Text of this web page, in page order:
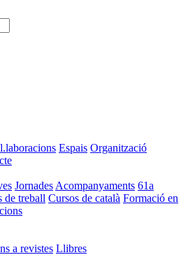
Espais Organització
Jornades Acompanyaments 61a
de treball Cursos de català Formació en
a revistes Llibres